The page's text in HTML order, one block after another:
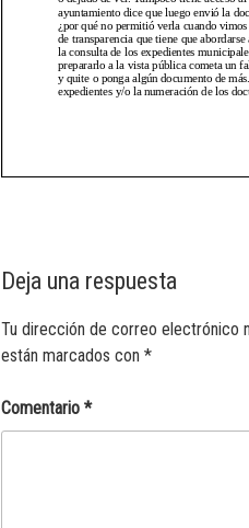
Deja una respuesta
Tu dirección de correo electrónico
están marcados con *
Comentario *